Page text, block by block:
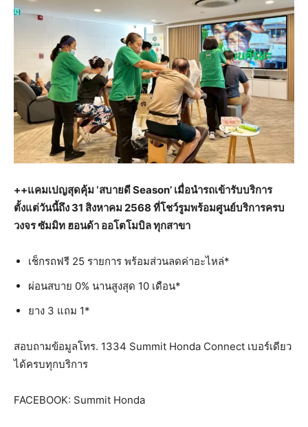
++แคมเปญสุดคุ้ม ‘สบายดี Season’ เมื่อนำรถเข้ารับบริการ
ตั้งแต่วันนี้ถึง 31 สิงหาคม 2568 ที่โชว์รูมพร้อมศูนย์บริการครบ
วงจร ซัมมิท ฮอนด้า ออโตโมบิล ทุกสาขา
เช็กรถฟรี 25 รายการ พร้อมส่วนลดค่าอะไหล่*
ผ่อนสบาย 0% นานสูงสุด 10 เดือน*
ยาง 3 แถม 1*
สอบถามข้อมูลโทร. 1334 Summit Honda Connect เบอร์เดียว
ได้ครบทุกบริการ
FACEBOOK: Summit Honda